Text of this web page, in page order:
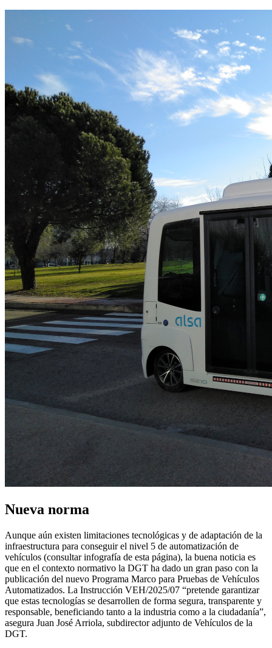
Nueva norma
Aunque aún existen limitaciones tecnológicas y de adaptación de la
infraestructura para conseguir el nivel 5 de automatización de
vehículos (consultar infografía de esta página), la buena noticia es
que en el contexto normativo la DGT ha dado un gran paso con la
publicación del nuevo Programa Marco para Pruebas de Vehículos
Automatizados. La Instrucción VEH/2025/07 “pretende garantizar
que estas tecnologías se desarrollen de forma segura, transparente y
responsable, beneficiando tanto a la industria como a la ciudadanía”,
asegura Juan José Arriola, subdirector adjunto de Vehículos de la
DGT.